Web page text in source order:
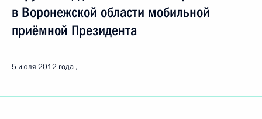
в Воронежской области мобильной
приёмной Президента
5 июля 2012 года